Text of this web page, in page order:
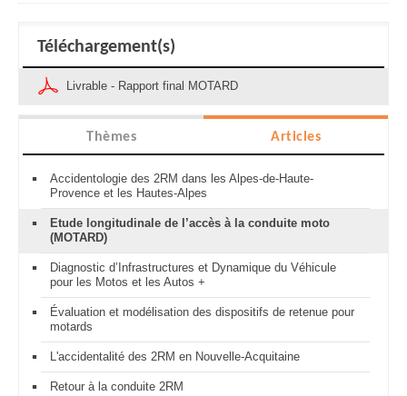
Téléchargement(s)
Livrable - Rapport final MOTARD
Thèmes Articles
Accidentologie des 2RM dans les Alpes-de-Haute-
Provence et les Hautes-Alpes
Etude longitudinale de l’accès à la conduite moto
(MOTARD)
Diagnostic d’Infrastructures et Dynamique du Véhicule
pour les Motos et les Autos +
Évaluation et modélisation des dispositifs de retenue pour
motards
L'accidentalité des 2RM en Nouvelle-Acquitaine
Retour à la conduite 2RM